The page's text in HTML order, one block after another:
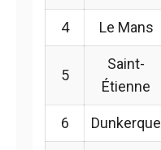
4 Le Mans
5
Saint-
Étienne
6 Dunkerque